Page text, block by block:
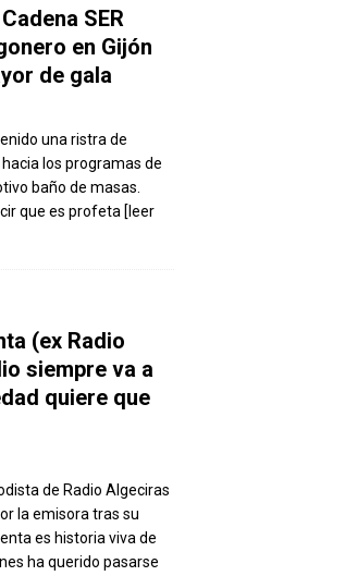
SER
en Gijón
de gala
una ristra de
los programas de
baño de masas.
que es profeta [leer
(ex Radio
siempre va a
quiere que
de Radio Algeciras
la emisora tras su
es historia viva de
ha querido pasarse